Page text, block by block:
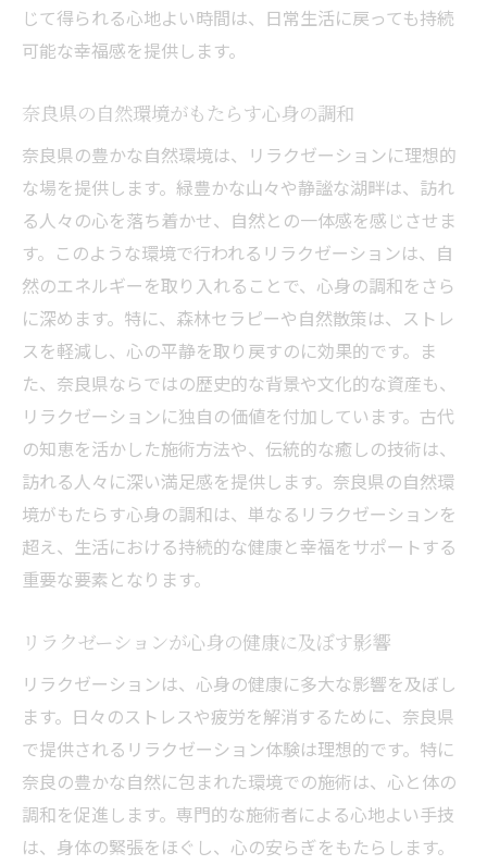
じて得られる心地よい時間は、日常生活に戻っても持続
可能な幸福感を提供します。
奈良県の自然環境がもたらす心身の調和
奈良県の豊かな自然環境は、リラクゼーションに理想的
な場を提供します。緑豊かな山々や静謐な湖畔は、訪れ
る人々の心を落ち着かせ、自然との一体感を感じさせま
す。このような環境で行われるリラクゼーションは、自
然のエネルギーを取り入れることで、心身の調和をさら
に深めます。特に、森林セラピーや自然散策は、ストレ
スを軽減し、心の平静を取り戻すのに効果的です。ま
た、奈良県ならではの歴史的な背景や文化的な資産も、
リラクゼーションに独自の価値を付加しています。古代
の知恵を活かした施術方法や、伝統的な癒しの技術は、
訪れる人々に深い満足感を提供します。奈良県の自然環
境がもたらす心身の調和は、単なるリラクゼーションを
超え、生活における持続的な健康と幸福をサポートする
重要な要素となります。
リラクゼーションが心身の健康に及ぼす影響
リラクゼーションは、心身の健康に多大な影響を及ぼし
ます。日々のストレスや疲労を解消するために、奈良県
で提供されるリラクゼーション体験は理想的です。特に
奈良の豊かな自然に包まれた環境での施術は、心と体の
調和を促進します。専門的な施術者による心地よい手技
は、身体の緊張をほぐし、心の安らぎをもたらします。